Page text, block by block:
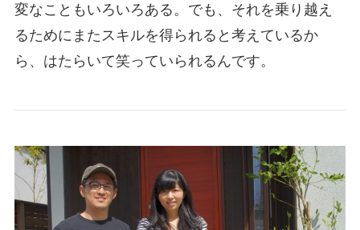
変なこともいろいろある。でも、それを乗り越え
るためにまたスキルを得られると考えているか
ら、はたらいて笑っていられるんです。